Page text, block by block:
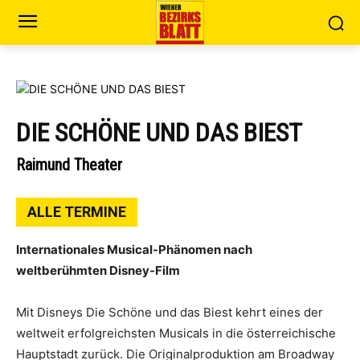
DIE SCHÖNE UND DAS BIEST
Raimund Theater
ALLE TERMINE
Internationales Musical-Phänomen nach
weltberühmten Disney-Film
Mit Disneys Die Schöne und das Biest kehrt eines der
weltweit erfolgreichsten Musicals in die österreichische
Hauptstadt zurück. Die Originalproduktion am Broadway